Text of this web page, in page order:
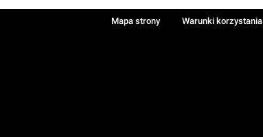
Mapa strony Warunki korzystania